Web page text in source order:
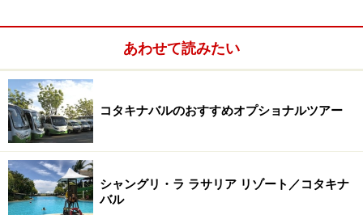
コタキナバルのイスラム教徒
あわせて読みたい
コタキナバルのおすすめオプショナルツアー
シャングリ・ラ ラサリア リゾート／コタキナ
バル